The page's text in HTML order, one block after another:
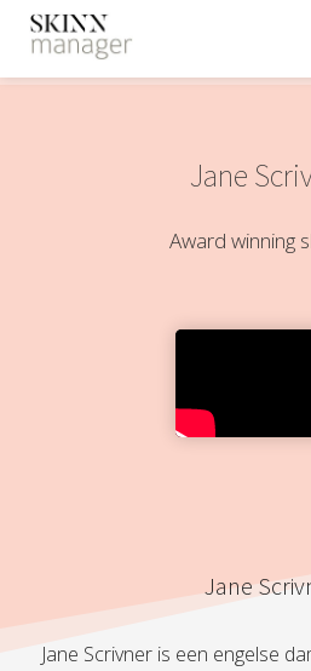
Jane
Award winning
Jane
Jane Scrivner is een engelse